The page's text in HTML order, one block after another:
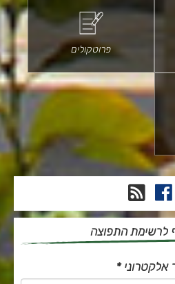
פרוטקולים
פייסבוקRSS
לרשימת התפוצה
אלקטרוני*